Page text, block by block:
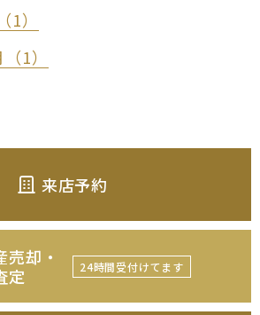
）
1）
来店予約
売却・
定
24時間受付けてます